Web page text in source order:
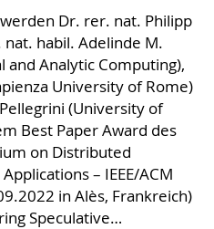
Dr. rer. nat. Philipp
habil. Adelinde M.
and Analytic Computing),
University of Rome)
(University of
Best Paper Award des
on Distributed
– IEEE/ACM
in Alès, Frankreich)
Speculative…